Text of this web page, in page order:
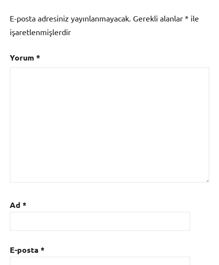
E-posta adresiniz yayınlanmayacak. Gerekli alanlar * ile
işaretlenmişlerdir
Yorum *
Ad *
E-posta *